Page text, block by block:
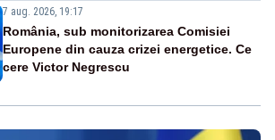
7 aug. 2026, 19:17
România, sub monitorizarea Comisiei
Europene din cauza crizei energetice. Ce
cere Victor Negrescu